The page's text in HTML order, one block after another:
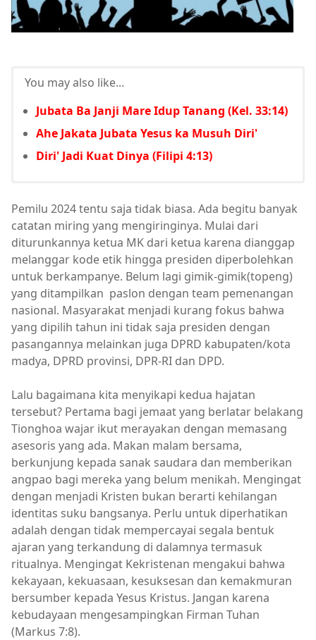
You may also like...
Jubata Ba Janji Mare Idup Tanang (Kel. 33:14)
Ahe Jakata Jubata Yesus ka Musuh Diri'
Diri' Jadi Kuat Dinya (Filipi 4:13)
Pemilu 2024 tentu saja tidak biasa. Ada begitu banyak
catatan miring yang mengiringinya. Mulai dari
diturunkannya ketua MK dari ketua karena dianggap
melanggar kode etik hingga presiden diperbolehkan
untuk berkampanye. Belum lagi gimik-gimik(topeng)
yang ditampilkan paslon dengan team pemenangan
nasional. Masyarakat menjadi kurang fokus bahwa
yang dipilih tahun ini tidak saja presiden dengan
pasangannya melainkan juga DPRD kabupaten/kota
madya, DPRD provinsi, DPR-RI dan DPD.
Lalu bagaimana kita menyikapi kedua hajatan
tersebut? Pertama bagi jemaat yang berlatar belakang
Tionghoa wajar ikut merayakan dengan memasang
asesoris yang ada. Makan malam bersama,
berkunjung kepada sanak saudara dan memberikan
angpao bagi mereka yang belum menikah. Mengingat
dengan menjadi Kristen bukan berarti kehilangan
identitas suku bangsanya. Perlu untuk diperhatikan
adalah dengan tidak mempercayai segala bentuk
ajaran yang terkandung di dalamnya termasuk
ritualnya. Mengingat Kekristenan mengakui bahwa
kekayaan, kekuasaan, kesuksesan dan kemakmuran
bersumber kepada Yesus Kristus. Jangan karena
kebudayaan mengesampingkan Firman Tuhan
(Markus 7:8).